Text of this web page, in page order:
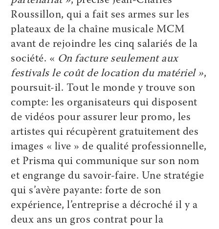
Roussillon, qui a fait ses armes sur les
plateaux de la chaîne musicale MCM
avant de rejoindre les cinq salariés de la
société. « On facture seulement aux
festivals le coût de location du matériel »,
poursuit-il. Tout le monde y trouve son
compte: les organisateurs qui disposent
de vidéos pour assurer leur promo, les
artistes qui récupèrent gratuitement des
images « live » de qualité professionnelle,
et Prisma qui communique sur son nom
et engrange du savoir-faire. Une stratégie
qui s’avère payante: forte de son
expérience, l’entreprise a décroché il y a
deux ans un gros contrat pour la